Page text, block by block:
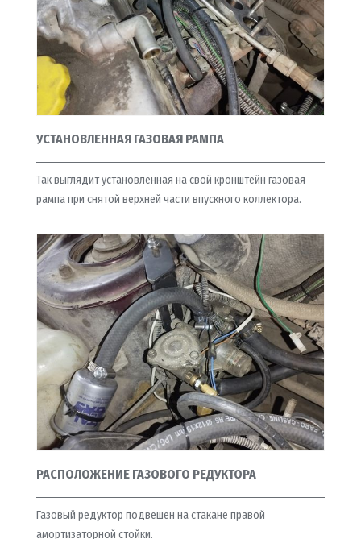
УСТАНОВЛЕННАЯ ГАЗОВАЯ РАМПА
Так выглядит установленная на свой кронштейн газовая
рампа при снятой верхней части впускного коллектора.
РАСПОЛОЖЕНИЕ ГАЗОВОГО РЕДУКТОРА
Газовый редуктор подвешен на стакане правой
амортизаторной стойки.